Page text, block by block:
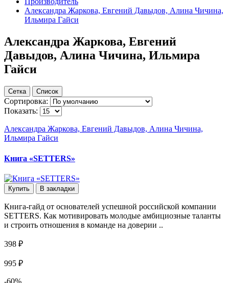
Александра Жаркова, Евгений Давыдов, Алина Чичина,
Ильмира Гайси
Александра Жаркова, Евгений
Давыдов, Алина Чичина, Ильмира
Гайси
Сетка Список
Сортировка:
Показать:
Александра Жаркова, Евгений Давыдов, Алина Чичина,
Ильмира Гайси
Книга «SETTERS»
Купить В закладки
Книга-гайд от основателей успешной российской компании
SETTERS. Как мотивировать молодые амбициозные таланты
и строить отношения в команде на доверии ..
398 ₽
995 ₽
-60%